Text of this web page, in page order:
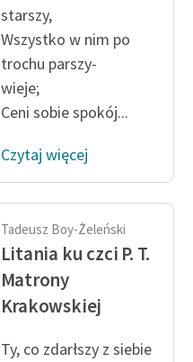
starszy,
Wszystko w nim po
trochu parszy-
wieje;
Ceni sobie spokój...
Czytaj więcej
Tadeusz Boy-Żeleński
Litania ku czci P. T.
Matrony
Krakowskiej
Ty, co zdarłszy z siebie